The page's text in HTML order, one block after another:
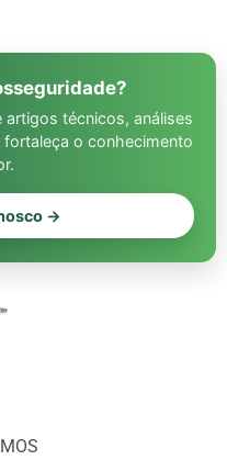
artigos técnicos, análises
o conhecimento
→